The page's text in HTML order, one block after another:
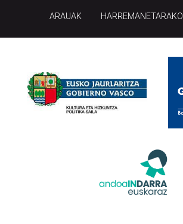
ARAUAK HARREMANETARAKO